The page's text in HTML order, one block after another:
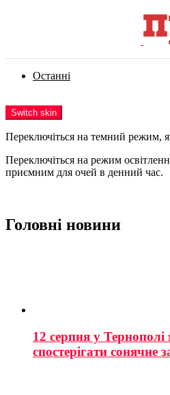
Останні
Switch skin
Переключіться на темний режим,
Переключіться на режим
приємним для очей в денний час.
Головні новини
12 серпня у
спостерігати сонячне